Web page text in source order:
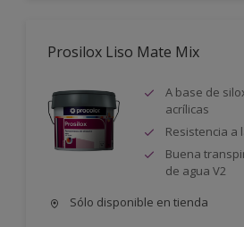
Prosilox Liso Mate Mix
A base de
acrílicas
Resistencia a
Buena
de agua V2
Sólo disponible en tienda